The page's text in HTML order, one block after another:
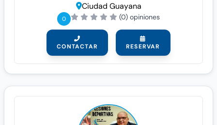
Ciudad Guayana
0 (0) opiniones
CONTACTAR RESERVAR